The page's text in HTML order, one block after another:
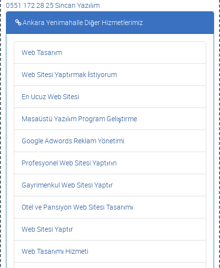
0551 172 28 25 Sincan Yazılım
Ankara Yenimahalle Diğer Hizmetlerimiz
Web Tasarım
Web Sitesi Yaptırmak İstiyorum
En Ucuz Web Sitesi
Masaüstü Yazılım Program Geliştirme
Google Adwords Reklam Yönetimi
Profesyonel Web Sitesi Yaptırın
Gayrimenkul Web Sitesi Yaptır
Otel ve Pansiyon Web Sitesi Tasarımı
Web Sitesi Yaptır
Web Tasarımı Hizmeti